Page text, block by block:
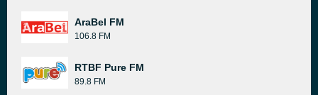
AraBel FM
106.8 FM
RTBF Pure FM
89.8 FM